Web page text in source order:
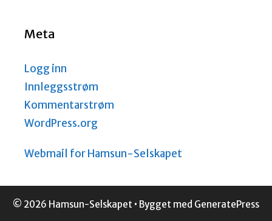
Meta
Logg inn
Innleggsstrøm
Kommentarstrøm
WordPress.org
Webmail for Hamsun-Selskapet
© 2026 Hamsun-Selskapet • Bygget med GeneratePress